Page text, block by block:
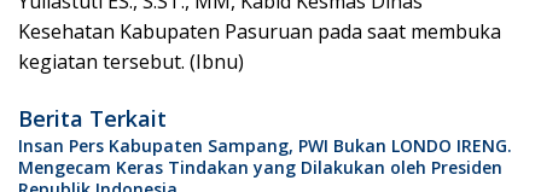
Kesehatan Kabupaten Pasuruan pada saat membuka
kegiatan tersebut. (Ibnu)
Berita Terkait
Insan Pers Kabupaten Sampang, PWI Bukan LONDO IRENG.
Mengecam Keras Tindakan yang Dilakukan oleh Presiden